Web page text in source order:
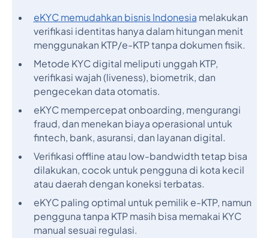
eKYC memudahkan bisnis Indonesia melakukan
verifikasi identitas hanya dalam hitungan menit
menggunakan KTP/e-KTP tanpa dokumen fisik.
Metode KYC digital meliputi unggah KTP,
verifikasi wajah (liveness), biometrik, dan
pengecekan data otomatis.
eKYC mempercepat onboarding, mengurangi
fraud, dan menekan biaya operasional untuk
fintech, bank, asuransi, dan layanan digital.
Verifikasi offline atau low-bandwidth tetap bisa
dilakukan, cocok untuk pengguna di kota kecil
atau daerah dengan koneksi terbatas.
eKYC paling optimal untuk pemilik e-KTP, namun
pengguna tanpa KTP masih bisa memakai KYC
manual sesuai regulasi.